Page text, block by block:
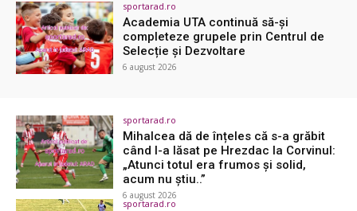
sportarad.ro
Academia UTA continuă să-și
completeze grupele prin Centrul de
Selecție și Dezvoltare
6 august 2026
sportarad.ro
Mihalcea dă de înțeles că s-a grăbit
când l-a lăsat pe Hrezdac la Corvinul:
„Atunci totul era frumos și solid,
acum nu știu..”
6 august 2026
sportarad.ro